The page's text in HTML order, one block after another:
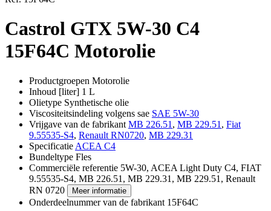
Castrol GTX 5W-30 C4
15F64C Motorolie
Productgroepen Motorolie
Inhoud [liter] 1 L
Olietype Synthetische olie
Viscositeitsindeling volgens sae SAE 5W-30
Vrijgave van de fabrikant MB 226.51 , MB 229.51 , Fiat
9.55535-S4, Renault RN0720, MB 229.31
Specificatie ACEA C4
Bundeltype Fles
Commerciële referentie 5W-30, ACEA Light Duty C4, FIAT
9.55535-S4, MB 226.51, MB 229.31, MB 229.51, Renault
RN 0720
Meer informatie
Onderdeelnummer van de fabrikant 15F64C